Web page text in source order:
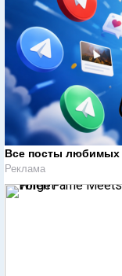
Все посты любимых
Реклама